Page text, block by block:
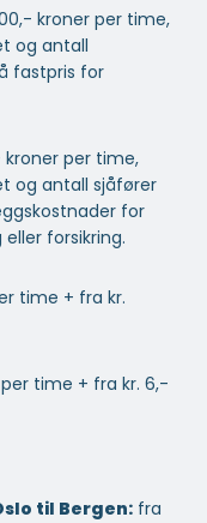
kroner per time,
og antall
fastpris for
kroner per time,
og antall sjåfører
for
forsikring.
time + fra kr.
time + fra kr. 6,-
til Bergen: fra